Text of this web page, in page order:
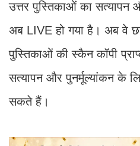
उत्तर पुस्तिकाओं का सत्यापन
अब LIVE हो गया है। अब वे
पुस्तिकाओं की स्कैन कॉपी
सत्यापन और पुनर्मूल्यांकन के
सकते हैं।